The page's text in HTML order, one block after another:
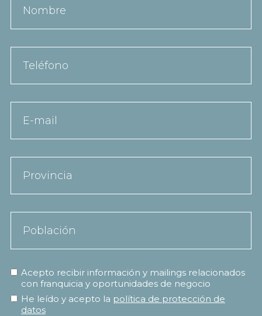
Acepto recibir información y mailings relacionados
con franquicia y oportunidades de negocio
He leído y acepto la política de protección de
datos